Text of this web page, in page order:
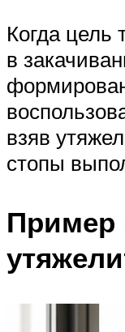
Когда цель
в
взяв
стопы
Пример